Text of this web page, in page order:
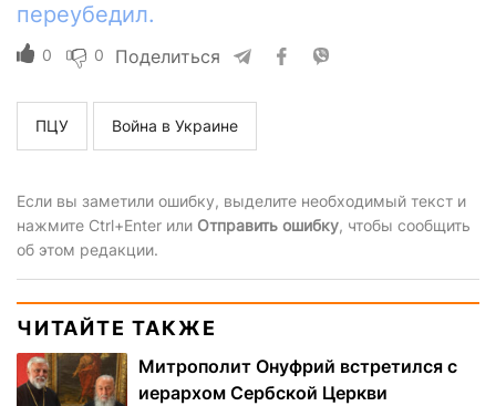
переубедил.
0 0 Поделиться
ПЦУ Война в Украине
Если вы заметили ошибку, выделите необходимый текст и
нажмите Ctrl+Enter или Отправить ошибку, чтобы сообщить
об этом редакции.
ЧИТАЙТЕ ТАКЖЕ
Митрополит Онуфрий встретился с
иерархом Сербской Церкви